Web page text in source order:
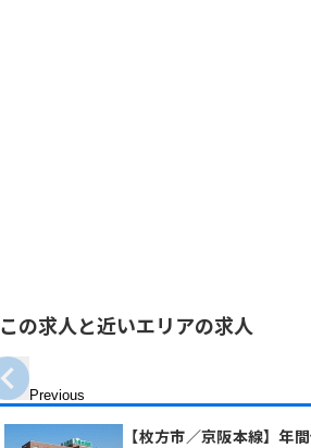
この求人と近いエリアの求人
Previous
【枚方市／京阪本線】年